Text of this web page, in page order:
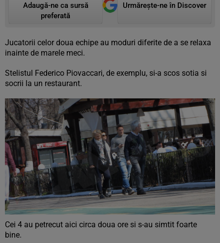
Adaugă-ne ca sursă
preferată
Urmărește-ne în Discover
Jucatorii celor doua echipe au moduri diferite de a se relaxa
inainte de marele meci.
Stelistul Federico Piovaccari, de exemplu, si-a scos sotia si
socrii la un restaurant.
Cei 4 au petrecut aici circa doua ore si s-au simtit foarte
bine.